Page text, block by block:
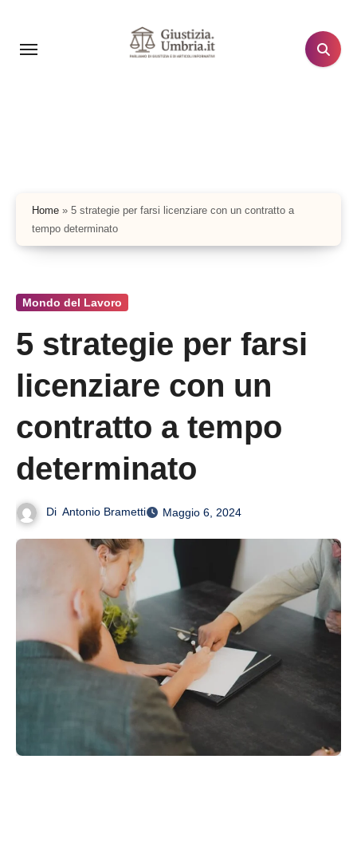
contenuto
Home » 5 strategie per farsi licenziare con un contratto a
tempo determinato
Mondo del Lavoro
5 strategie per farsi
licenziare con un
contratto a tempo
determinato
Di Antonio Brametti Maggio 6, 2024